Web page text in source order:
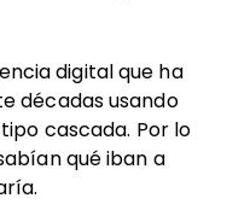
digital que ha
décadas usando
cascada. Por lo
qué iban a